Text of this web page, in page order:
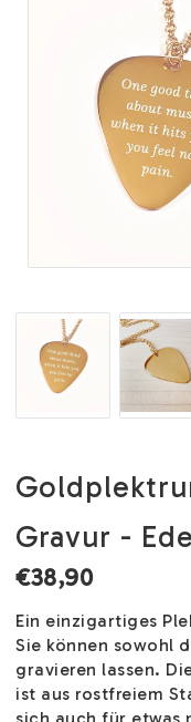
Gravur -
€38,90
Ein einzigartiges
Sie können sowohl
gravieren lassen.
ist aus rostfreiem